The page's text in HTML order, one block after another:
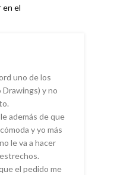
en el
uno de los
Drawings) y no
además de que
y yo más
le va a hacer
el pedido me